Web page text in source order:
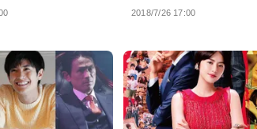
2018/7/26 17:00